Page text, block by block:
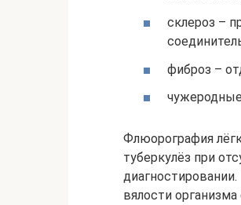
склероз –
фиброз –
Флюорография
туберкулёз при
вялости